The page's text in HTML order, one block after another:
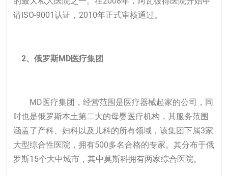
请ISO-9001认证，2010年正式审核通过。
2、俄罗斯MD医疗集团
MD医疗集团，经营范围是医疗器械起家的公司，同
时也是俄罗斯本土第二大的母婴医疗机构，其服务范围
涵盖了产科、妇科以及儿科的所有领域，该集团下属3家
大型综合性医院，拥有500多名合格的专家。其分布于俄
罗斯15个大中城市，其中莫斯科拥有两家综合医院。